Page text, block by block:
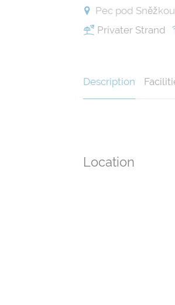
Pec pod
Privater Strand
Description
Location